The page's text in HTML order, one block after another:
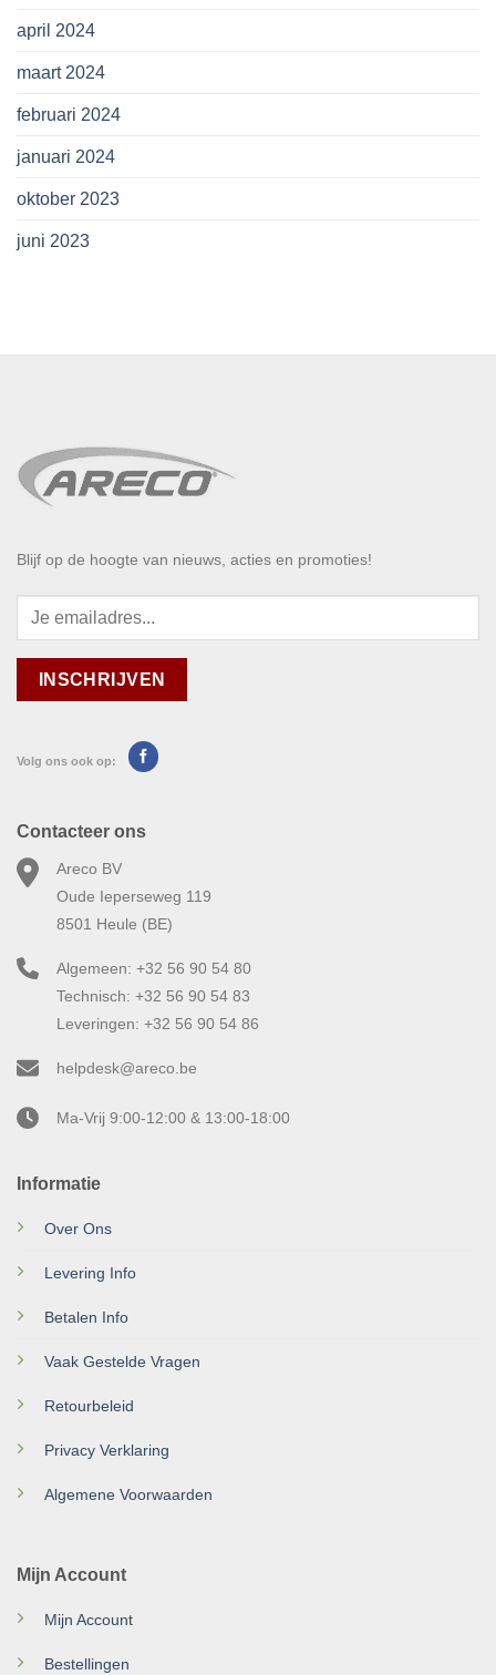
april 2024
maart 2024
februari 2024
januari 2024
oktober 2023
juni 2023
Blijf op de hoogte van nieuws, acties en promoties!
Volg ons ook op:
Informatie
Over Ons
Levering Info
Betalen Info
Vaak Gestelde Vragen
Retourbeleid
Privacy Verklaring
Algemene Voorwaarden
Mijn Account
Mijn Account
Bestellingen
Contacteer ons
Areco BV
Oude Ieperseweg 119
8501 Heule (BE)
Algemeen: +32 56 90 54 80
Technisch: +32 56 90 54 83
Leveringen: +32 56 90 54 86
helpdesk@areco.be
Ma-Vrij 9:00-12:00 & 13:00-18:00